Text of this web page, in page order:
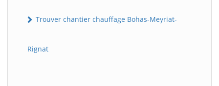
Trouver chantier chauffage Bohas-Meyriat-
Rignat